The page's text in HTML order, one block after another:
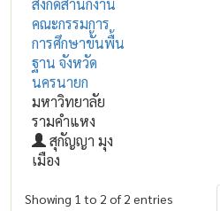
สังกัดสำนักงาน
คณะกรรมการ
การศึกษาขั้นพื้น
ฐาน จังหวัด
นครนายก
มหาวิทยาลัย
รามคำแหง
สุกัญญา มุง
เมือง
Showing 1 to 2 of 2 entries